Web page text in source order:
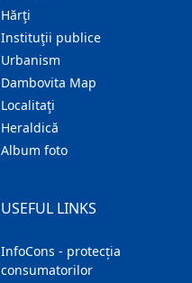
Hărţi
Instituţii publice
Urbanism
Dambovita Map
Localitaţi
Heraldică
Album foto
USEFUL LINKS
InfoCons - protecția
consumatorilor